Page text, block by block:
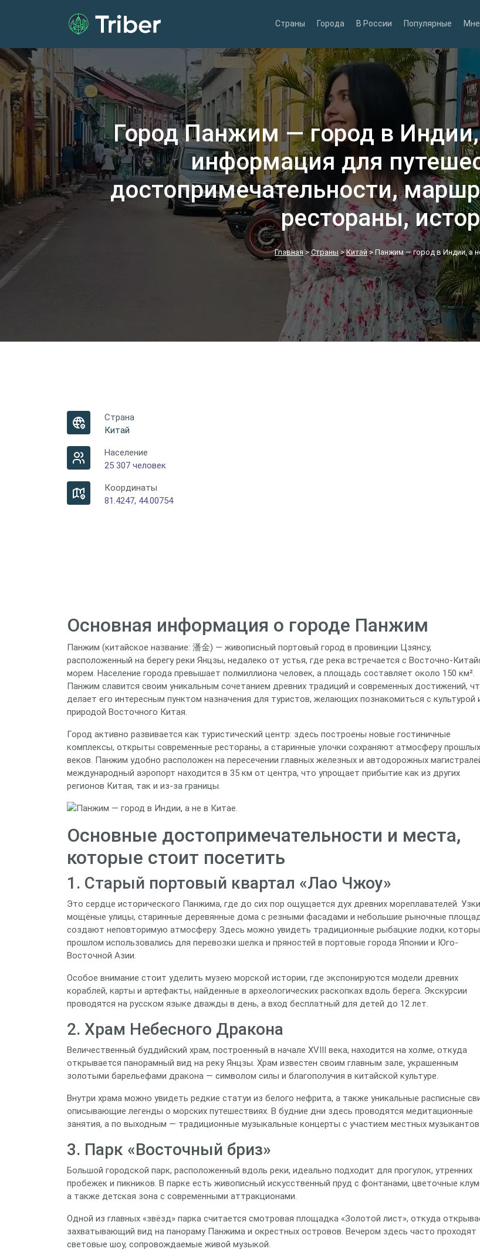
Страны Города В России Популярные
Город Панжим — город в Индии,
информация для
достопримечательности,
рестораны,
Главная >Страны>Китай> Панжим — город в Индии, а
Страна
Китай
Население
25 307 человек
Координаты
81.4247, 44.00754
Основная информация о городе Панжим
Панжим (китайское название: 潘金) — живописный портовый город в провинции Цзянсу,
расположенный на берегу реки Янцзы, недалеко от устья, где река встречается с Восточно-
морем. Население города превышает полмиллиона человек, а площадь составляет около 150 км².
Панжим славится своим уникальным сочетанием древних традиций и современных достижений,
делает его интересным пунктом назначения для туристов, желающих познакомиться с культурой
природой Восточного Китая.
Город активно развивается как туристический центр: здесь построены новые гостиничные
комплексы, открыты современные рестораны, а старинные улочки сохраняют атмосферу прошлых
веков. Панжим удобно расположен на пересечении главных железных и автодорожных
международный аэропорт находится в 35 км от центра, что упрощает прибытие как из других
регионов Китая, так и из-за границы.
Основные достопримечательности и места,
которые стоит посетить
1. Старый портовый квартал «Лао Чжоу»
Это сердце исторического Панжима, где до сих пор ощущается дух древних мореплавателей.
мощёные улицы, старинные деревянные дома с резными фасадами и небольшие рыночные
создают неповторимую атмосферу. Здесь можно увидеть традиционные рыбацкие лодки,
прошлом использовались для перевозки шелка и пряностей в портовые города Японии и Юго-
Восточной Азии.
Особое внимание стоит уделить музею морской истории, где экспонируются модели древних
кораблей, карты и артефакты, найденные в археологических раскопках вдоль берега. Экскурсии
проводятся на русском языке дважды в день, а вход бесплатный для детей до 12 лет.
2. Храм Небесного Дракона
Величественный буддийский храм, построенный в начале XVIII века, находится на холме, откуда
открывается панорамный вид на реку Янцзы. Храм известен своим главным зале, украшенным
золотыми барельефами дракона — символом силы и благополучия в китайской культуре.
Внутри храма можно увидеть редкие статуи из белого нефрита, а также уникальные расписные
описывающие легенды о морских путешествиях. В будние дни здесь проводятся медитационные
занятия, а по выходным — традиционные музыкальные концерты с участием местных музыкантов.
3. Парк «Восточный бриз»
Большой городской парк, расположенный вдоль реки, идеально подходит для прогулок, утренних
пробежек и пикников. В парке есть живописный искусственный пруд с фонтанами, цветочные
а также детская зона с современными аттракционами.
Одной из главных «звёзд» парка считается смотровая площадка «Золотой лист», откуда
захватывающий вид на панораму Панжима и окрестных островов. Вечером здесь часто проходят
световые шоу, сопровождаемые живой музыкой.